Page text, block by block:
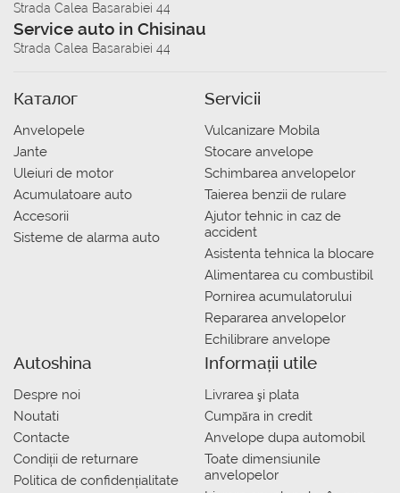
Strada Calea Basarabiei 44
Service auto in Chisinau
Strada Calea Basarabiei 44
Каталог
Anvelopele
Jante
Uleiuri de motor
Acumulatoare auto
Accesorii
Sisteme de alarma auto
Servicii
Vulcanizare Mobila
Stocare anvelope
Schimbarea anvelopelor
Taierea benzii de rulare
Ajutor tehnic in caz de
accident
Asistenta tehnica la blocare
Alimentarea cu combustibil
Pornirea acumulatorului
Repararea anvelopelor
Echilibrare anvelope
Autoshina
Despre noi
Noutati
Contacte
Condiții de returnare
Politica de confidențialitate
Informații utile
Livrarea şi plata
Сumpăra in credit
Anvelope dupa automobil
Toate dimensiunile
anvelopelor